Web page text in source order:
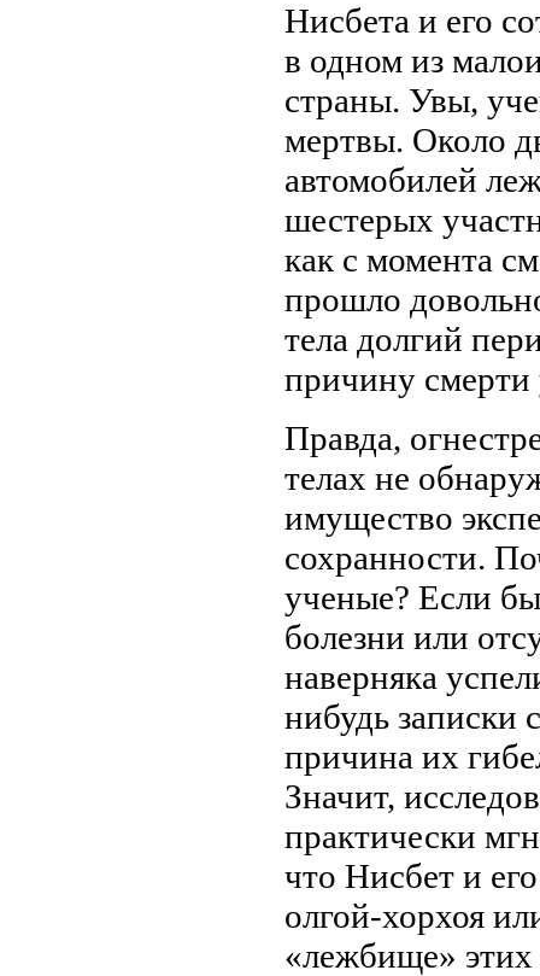
Нисбета и его
в одном из
страны. Увы,
мертвы. Около
автомобилей
шестерых
как с момента
прошло
тела долгий
причину смерти
Правда,
телах не
имущество
сохранности.
ученые? Если
болезни или
наверняка
нибудь записки
причина их
Значит,
практически
что Нисбет и
олгой-хорхоя
«лежбище» этих